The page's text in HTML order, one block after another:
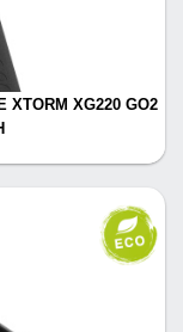
XTORM XG220 GO2